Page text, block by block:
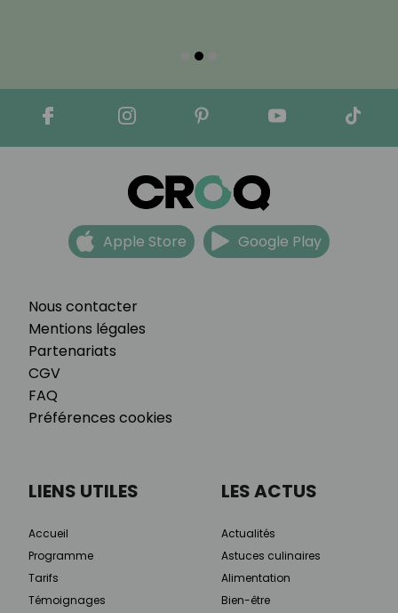
Nous contacter
Mentions légales
Partenariats
CGV
FAQ
Préférences cookies
Apple Store Google Play
LIENS UTILES
Accueil
Programme
Tarifs
Témoignages
LES ACTUS
Actualités
Astuces culinaires
Alimentation
Bien-être